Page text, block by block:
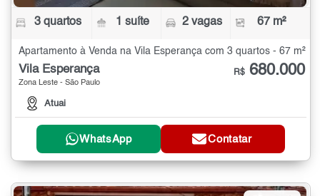
3 quartos 1 suíte 2 vagas 67 m²
Apartamento à Venda na Vila Esperança com 3 quartos - 67 m²
Vila Esperança
Zona Leste - São Paulo
Atuai
R$ 680.000
WhatsApp Contatar